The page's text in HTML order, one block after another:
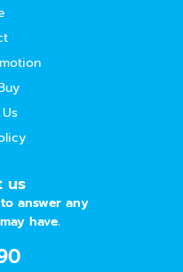
us
answer any
have.